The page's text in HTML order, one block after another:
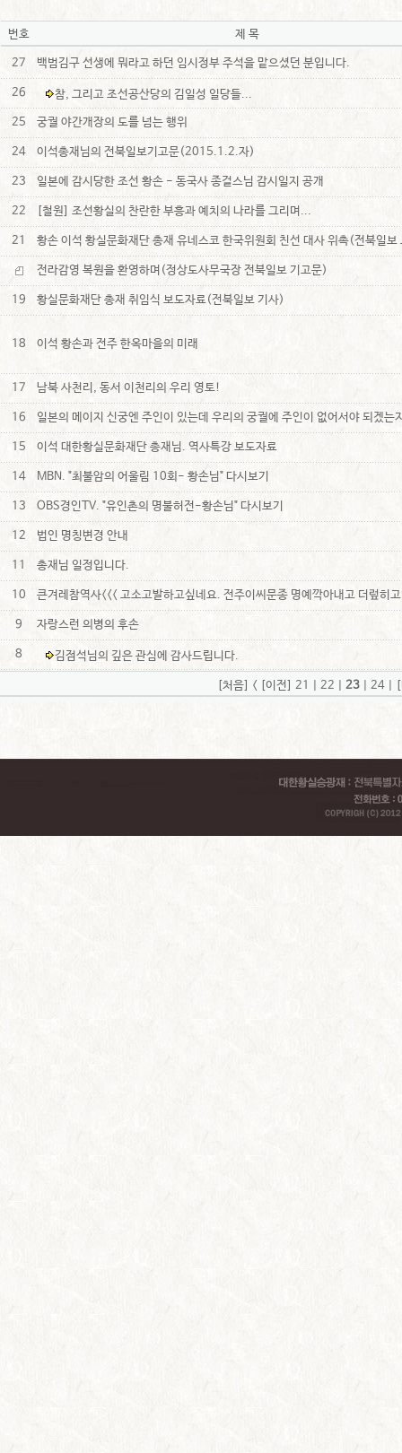
번호 제 목
27 백범김구 선생에 뭐라고 하던 임시정부 주석을 맡으셨던 분입니다.
26 참, 그리고 조선공산당의 김일성 일당들...
25 궁궐 야간개장의 도를 넘는 행위
24 이석총재님의 전북일보기고문(2015.1.2.자)
23 일본에 감시당한 조선 황손 - 동국사 종걸스님 감시일지 공개
22 [철원] 조선황실의 찬란한 부흥과 예치의 나라를 그리며...
21 황손 이석 황실문화재단 총재 유네스코 한국위원회 친선 대사 위촉(전북일보
전라감영 복원을 환영하며(정상도사무국장 전북일보 기고문)
19 황실문화재단 총재 취임식 보도자료(전북일보 기사)
18 이석 황손과 전주 한옥마을의 미래
17 남북 사천리, 동서 이천리의 우리 영토!
16 일본의 메이지 신궁엔 주인이 있는데 우리의 궁궐에 주인이 없어서야 되겠는
15 이석 대한황실문화재단 총재님. 역사특강 보도자료
14 MBN. "최불암의 어울림 10회- 황손님" 다시보기
13 OBS경인TV. "유인촌의 명불허전-황손님" 다시보기
12 법인 명칭변경 안내
11 총재님 일정입니다.
10 큰겨레참역사<<< 고소고발하고싶네요. 전주이씨문종 명예깍아내고 더렆히
9 자랑스런 의병의 후손
8 김점석님의 깊은 관심에 감사드립니다.
[처음] < [이전] 21 22 23 24